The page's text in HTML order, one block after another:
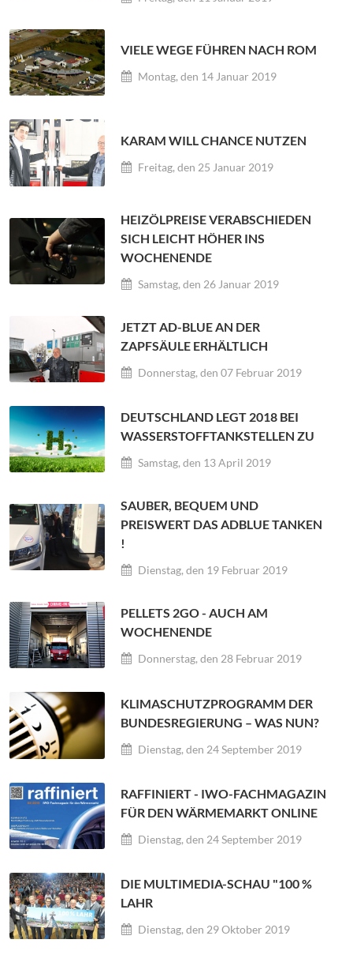
VIELE WEGE FÜHREN NACH ROM
Montag, den 14 Januar 2019
KARAM WILL CHANCE NUTZEN
Freitag, den 25 Januar 2019
HEIZÖLPREISE VERABSCHIEDEN
SICH LEICHT HÖHER INS
WOCHENENDE
Samstag, den 26 Januar 2019
JETZT AD-BLUE AN DER
ZAPFSÄULE ERHÄLTLICH
Donnerstag, den 07 Februar 2019
DEUTSCHLAND LEGT 2018 BEI
WASSERSTOFFTANKSTELLEN ZU
Samstag, den 13 April 2019
SAUBER, BEQUEM UND
PREISWERT DAS ADBLUE TANKEN
!
Dienstag, den 19 Februar 2019
PELLETS 2GO - AUCH AM
WOCHENENDE
Donnerstag, den 28 Februar 2019
KLIMASCHUTZPROGRAMM DER
BUNDESREGIERUNG – WAS NUN?
Dienstag, den 24 September 2019
RAFFINIERT - IWO-FACHMAGAZIN
FÜR DEN WÄRMEMARKT ONLINE
Dienstag, den 24 September 2019
DIE MULTIMEDIA-SCHAU "100 %
LAHR
Dienstag, den 29 Oktober 2019